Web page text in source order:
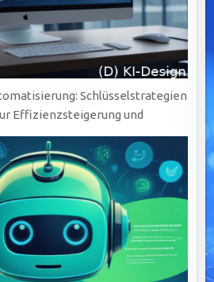
Schlüsselstrategien
Effizienzsteigerung und